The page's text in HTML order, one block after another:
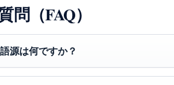
問（FAQ）
源は何ですか？